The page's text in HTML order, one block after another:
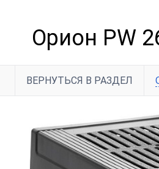
Орион PW
ВЕРНУТЬСЯ В РАЗДЕЛ